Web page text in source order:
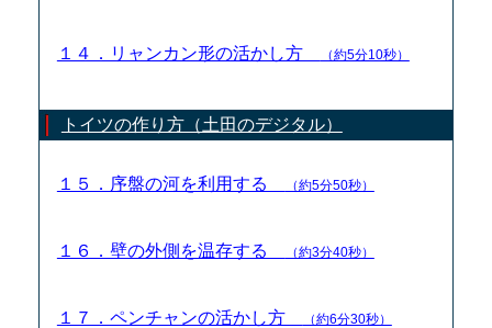
１４．リャンカン形の活かし方 （約5分10秒）
トイツの作り方（土田のデジタル）
１５．序盤の河を利用する （約5分50秒）
１６．壁の外側を温存する （約3分40秒）
１７．ペンチャンの活かし方 （約6分30秒）